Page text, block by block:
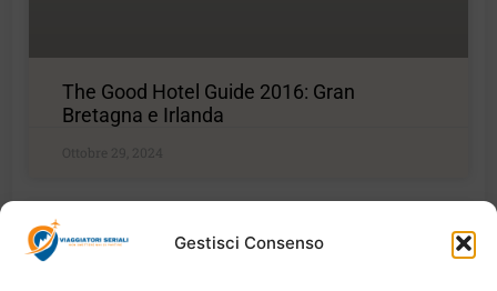
Gestisci Consenso
The Good Hotel Guide 2016: Gran
Bretagna e Irlanda
Ottobre 29, 2024